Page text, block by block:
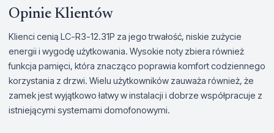
Opinie Klientów
Klienci cenią LC-R3-12.31P za jego trwałość, niskie zużycie
energii i wygodę użytkowania. Wysokie noty zbiera również
funkcja pamięci, która znacząco poprawia komfort codziennego
korzystania z drzwi. Wielu użytkowników zauważa również, że
zamek jest wyjątkowo łatwy w instalacji i dobrze współpracuje z
istniejącymi systemami domofonowymi.